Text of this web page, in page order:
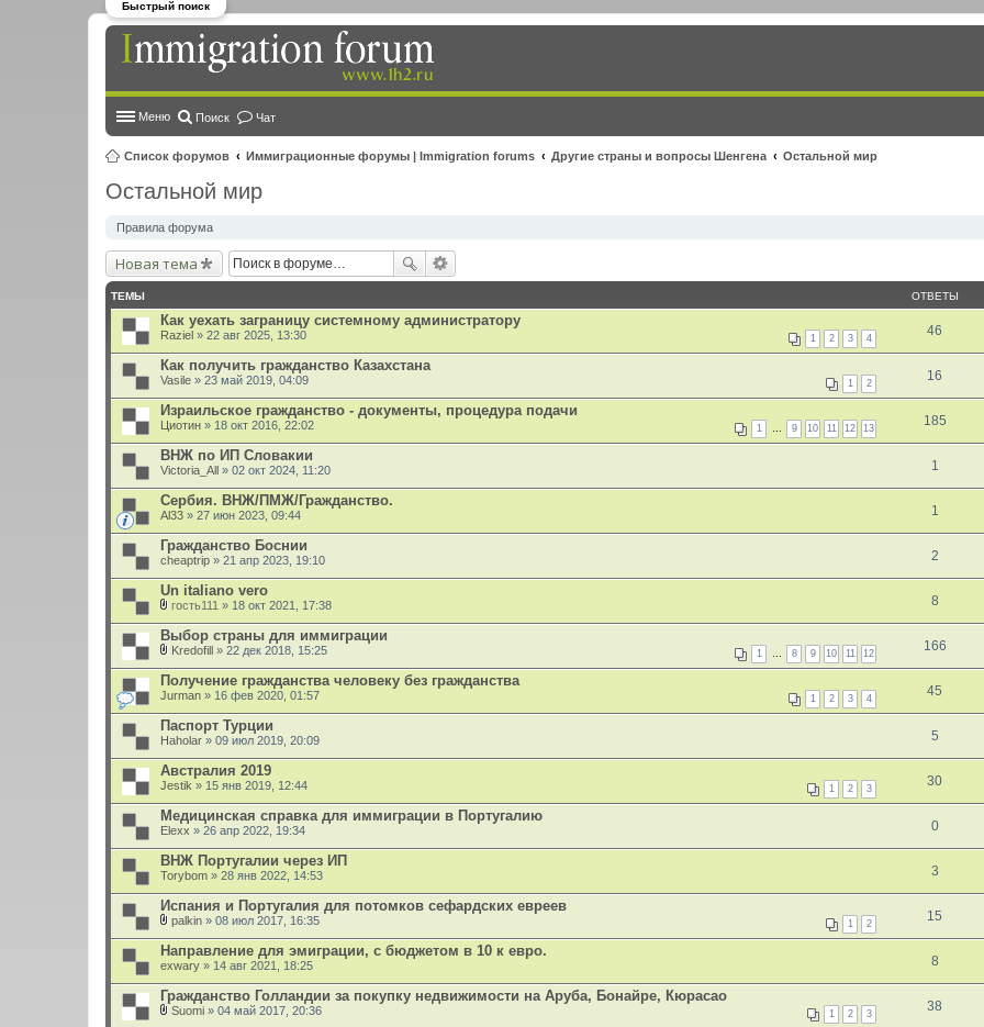
Меню Поиск Чат
Список форумов Иммиграционные форумы | Immigration forums Другие страны и вопросы Шенгена Остальной мир
Быстрый поиск
Остальной мир
Правила форума
Новая тема
ТЕМЫ ОТВЕТЫ
Как уехать заграницу системному администратору
1 2 3 4
Raziel » 22 авг 2025, 13:30 46
Как получить гражданство Казахстана
1 2
Vasile » 23 май 2019, 04:09 16
Израильское гражданство - документы, процедура подачи
1 … 9 10 11 12 13
Циотин » 18 окт 2016, 22:02 185
ВНЖ по ИП Словакии
Victoria_All » 02 окт 2024, 11:20 1
Сербия. ВНЖ/ПМЖ/Гражданство.
Al33 » 27 июн 2023, 09:44 1
Гражданство Боснии
cheaptrip » 21 апр 2023, 19:10 2
Un italiano vero
л
о
ж
е
н
и
гость111 » 18 окт 2021, 17:38 8
Выбор страны для иммиграции
1 … 8 9 10 11 12
л
о
ж
е
н
и
Kredofill » 22 дек 2018, 15:25 166
Получение гражданства человеку без гражданства
1 2 3 4
Jurman » 16 фев 2020, 01:57 45
Паспорт Турции
Haholar » 09 июл 2019, 20:09 5
Австралия 2019
1 2 3
Jestik » 15 янв 2019, 12:44 30
Медицинская справка для иммиграции в Португалию
Elexx » 26 апр 2022, 19:34 0
ВНЖ Португалии через ИП
Torybom » 28 янв 2022, 14:53 3
Испания и Португалия для потомков сефардских евреев
1 2
В
л
о
ж
е
н
и
palkin » 08 июл 2017, 16:35 15
Направление для эмиграции, с бюджетом в 10 к евро.
exwary » 14 авг 2021, 18:25 8
Гражданство Голландии за покупку недвижимости на Аруба, Бонайре, Кюрасао
1 2 3
Suomi » 04 май 2017, 20:36 38